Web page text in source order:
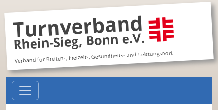
Turnverband
Rhein-Sieg, Bonn e.V.
Verband für Breiten-, Freizeit-, Gesundheits- und Leistungsport